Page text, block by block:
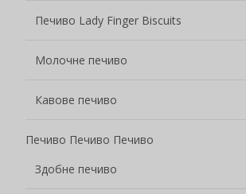
Печиво Lady Finger Biscuits
Молочне печиво
Кавове печиво
Печиво Печиво Печиво
Здобне печиво